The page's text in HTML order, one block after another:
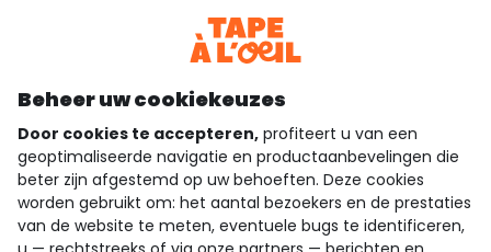
Download onze applicatie
Ontdek onze applicatie
wie zijn we?
hulp nodig
Beheer uw cookiekeuzes
Door cookies te accepteren, profiteert u van een
geoptimaliseerde navigatie en productaanbevelingen die
beter zijn afgestemd op uw behoeften. Deze cookies
worden gebruikt om: het aantal bezoekers en de prestaties
van de website te meten, eventuele bugs te identificeren,